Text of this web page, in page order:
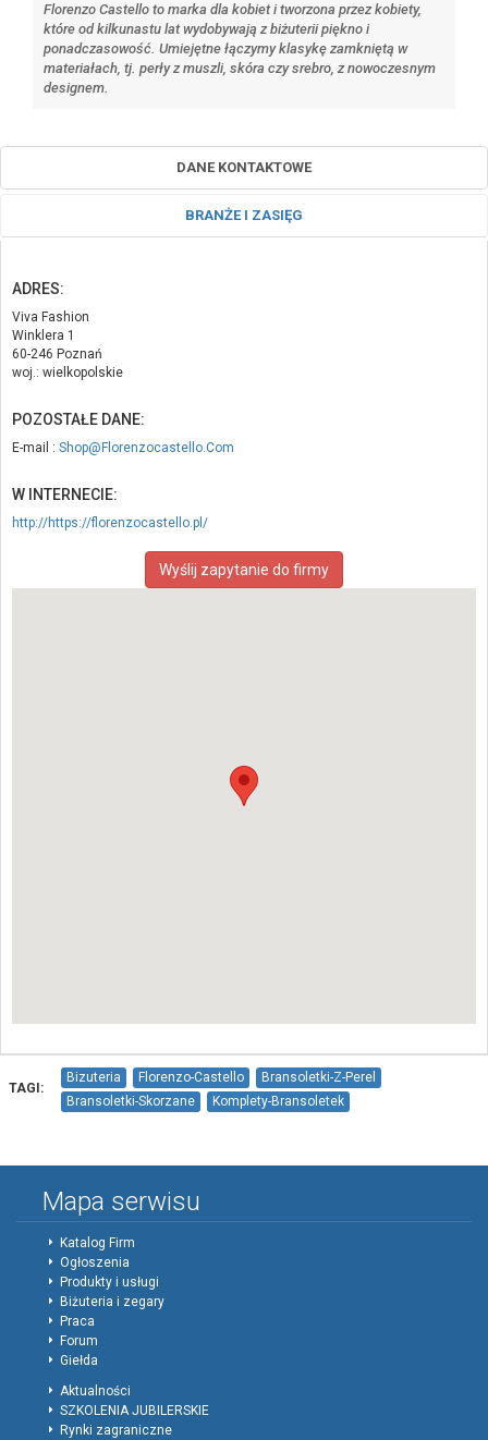
Florenzo Castello to marka dla kobiet i tworzona przez kobiety,
które od kilkunastu lat wydobywają z biżuterii piękno i
ponadczasowość. Umiejętne łączymy klasykę zamkniętą w
materiałach, tj. perły z muszli, skóra czy srebro, z nowoczesnym
designem.
DANE KONTAKTOWE
BRANŻE I ZASIĘG
ADRES:
Viva Fashion
Winklera 1
60-246 Poznań
woj.: wielkopolskie
POZOSTAŁE DANE:
E-mail : Shop@Florenzocastello.Com
W INTERNECIE:
http://https://florenzocastello.pl/
Wyślij zapytanie do firmy
TAGI:
Bizuteria Florenzo-Castello
Bransoletki-Z-Perel
Bransoletki-Skorzane
Komplety-Bransoletek
Zawieszki-Swarovski
Mapa serwisu
Katalog Firm
Ogłoszenia
Produkty i usługi
Biżuteria i zegary
Praca
Forum
Giełda
Aktualności
SZKOLENIA JUBILERSKIE
Rynki zagraniczne